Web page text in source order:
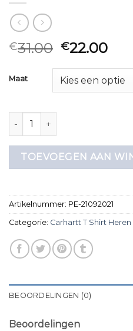
€31.00 €22.00
Maat
carhartt t shirt heren aantal
TOEVOEGEN AAN
Artikelnummer: PE-21092021
Categorie: Carhartt T Shirt Heren
BEOORDELINGEN (0)
Beoordelingen